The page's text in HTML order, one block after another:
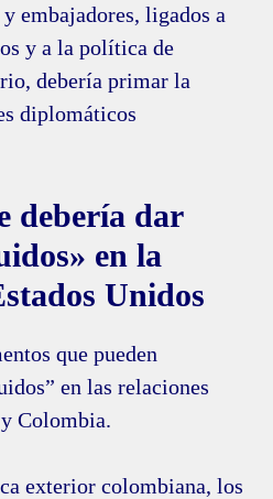
embajadores, ligados a
y a la política de
debería primar la
diplomáticos
debería dar
en la
Unidos
que pueden
en las relaciones
Colombia.
exterior colombiana, los